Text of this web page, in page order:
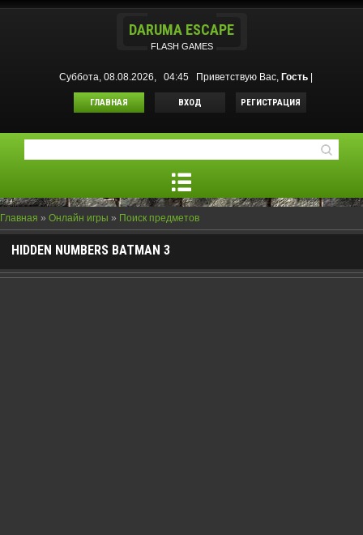
DARUMA ESCAPE
FLASH GAMES
Суббота, 08.08.2026, 04:45 Приветствую Вас, Гость|
ГЛАВНАЯ ВХОД РЕГИСТРАЦИЯ
Главная » Онлайн игры » Поиск предметов
HIDDEN NUMBERS BATMAN 3